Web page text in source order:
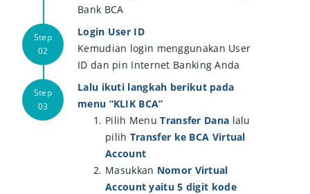
Bank BCA
Login User ID
Kemudian login menggunakan User
ID dan pin Internet Banking Anda
Lalu ikuti langkah berikut pada
menu “KLIK BCA”
Pilih MenuTransfer Dana lalu
pilih Transfer ke BCA Virtual
Account
Masukkan Nomor Virtual
Account yaitu 5 digit kode